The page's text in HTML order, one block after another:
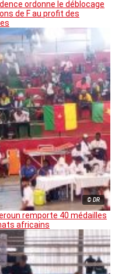
ordonne le déblocage
de F au profit des
© DR
remporte 40 médailles
africains